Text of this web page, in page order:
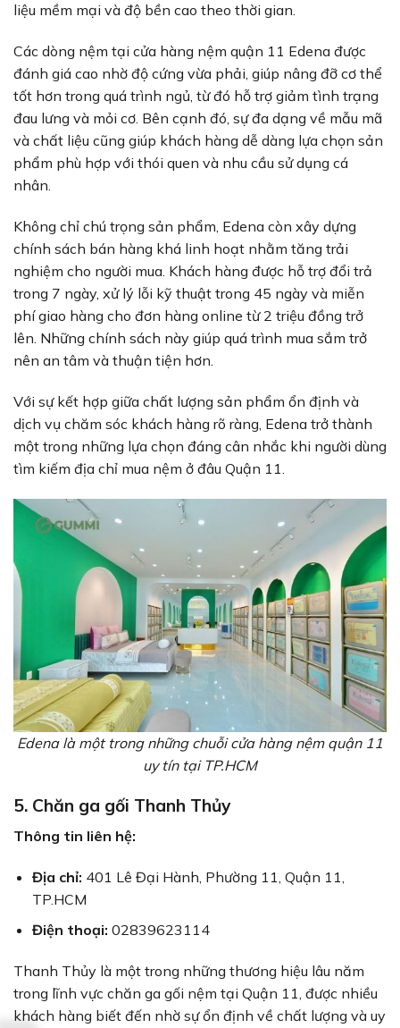
liệu mềm mại và độ bền cao theo thời gian.
Các dòng nệm tại cửa hàng nệm quận 11 Edena được
đánh giá cao nhờ độ cứng vừa phải, giúp nâng đỡ cơ thể
tốt hơn trong quá trình ngủ, từ đó hỗ trợ giảm tình trạng
đau lưng và mỏi cơ. Bên cạnh đó, sự đa dạng về mẫu mã
và chất liệu cũng giúp khách hàng dễ dàng lựa chọn sản
phẩm phù hợp với thói quen và nhu cầu sử dụng cá
nhân.
Không chỉ chú trọng sản phẩm, Edena còn xây dựng
chính sách bán hàng khá linh hoạt nhằm tăng trải
nghiệm cho người mua. Khách hàng được hỗ trợ đổi trả
trong 7 ngày, xử lý lỗi kỹ thuật trong 45 ngày và miễn
phí giao hàng cho đơn hàng online từ 2 triệu đồng trở
lên. Những chính sách này giúp quá trình mua sắm trở
nên an tâm và thuận tiện hơn.
Với sự kết hợp giữa chất lượng sản phẩm ổn định và
dịch vụ chăm sóc khách hàng rõ ràng, Edena trở thành
một trong những lựa chọn đáng cân nhắc khi người dùng
tìm kiếm địa chỉ mua nệm ở đâu Quận 11.
Edena là một trong những chuỗi cửa hàng nệm quận 11
uy tín tại TP.HCM
5. Chăn ga gối Thanh Thủy
Thông tin liên hệ:
Địa chỉ: 401 Lê Đại Hành, Phường 11, Quận 11,
TP.HCM
Điện thoại: 02839623114
Thanh Thủy là một trong những thương hiệu lâu năm
trong lĩnh vực chăn ga gối nệm tại Quận 11, được nhiều
khách hàng biết đến nhờ sự ổn định về chất lượng và uy